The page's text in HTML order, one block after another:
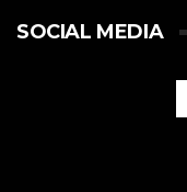
SOCIAL MEDIA